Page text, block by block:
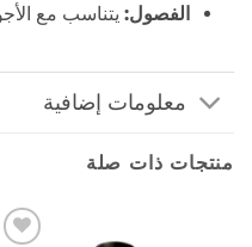
الفصول: يتناسب مع
معلومات إضافية
منتجات ذات صلة